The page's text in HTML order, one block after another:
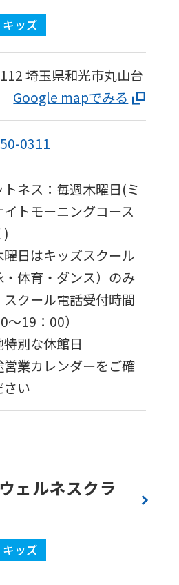
キッズ
埼玉県和光市丸山台
Google mapでみる
0311
トネス：毎週木曜日(ミ
イトモーニングコース
)
曜日はキッズスクール
・体育・ダンス）のみ
スクール電話受付時間
～19：00）
特別な休館日
業カレンダーをご確
さい
ェルネスクラ
キッズ